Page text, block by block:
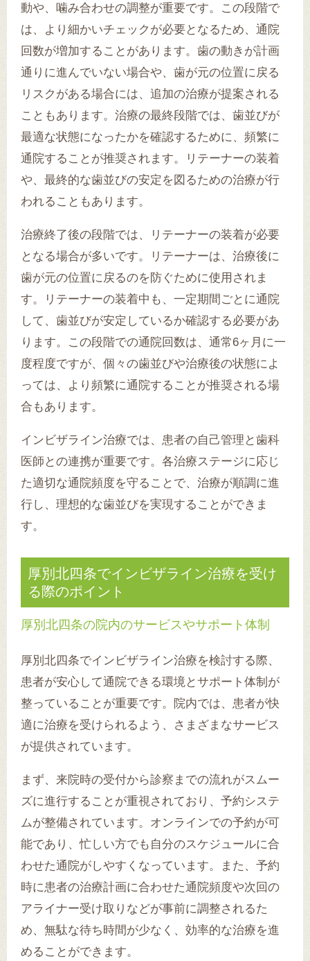
動や、噛み合わせの調整が重要です。この段階で
は、より細かいチェックが必要となるため、通院
回数が増加することがあります。歯の動きが計画
通りに進んでいない場合や、歯が元の位置に戻る
リスクがある場合には、追加の治療が提案される
こともあります。治療の最終段階では、歯並びが
最適な状態になったかを確認するために、頻繁に
通院することが推奨されます。リテーナーの装着
や、最終的な歯並びの安定を図るための治療が行
われることもあります。
治療終了後の段階では、リテーナーの装着が必要
となる場合が多いです。リテーナーは、治療後に
歯が元の位置に戻るのを防ぐために使用されま
す。リテーナーの装着中も、一定期間ごとに通院
して、歯並びが安定しているか確認する必要があ
ります。この段階での通院回数は、通常6ヶ月に一
度程度ですが、個々の歯並びや治療後の状態によ
っては、より頻繁に通院することが推奨される場
合もあります。
インビザライン治療では、患者の自己管理と歯科
医師との連携が重要です。各治療ステージに応じ
た適切な通院頻度を守ることで、治療が順調に進
行し、理想的な歯並びを実現することができま
す。
厚別北四条でインビザライン治療を受け
る際のポイント
厚別北四条の院内のサービスやサポート体制
厚別北四条でインビザライン治療を検討する際、
患者が安心して通院できる環境とサポート体制が
整っていることが重要です。院内では、患者が快
適に治療を受けられるよう、さまざまなサービス
が提供されています。
まず、来院時の受付から診察までの流れがスムー
ズに進行することが重視されており、予約システ
ムが整備されています。オンラインでの予約が可
能であり、忙しい方でも自分のスケジュールに合
わせた通院がしやすくなっています。また、予約
時に患者の治療計画に合わせた通院頻度や次回の
アライナー受け取りなどが事前に調整されるた
め、無駄な待ち時間が少なく、効率的な治療を進
めることができます。